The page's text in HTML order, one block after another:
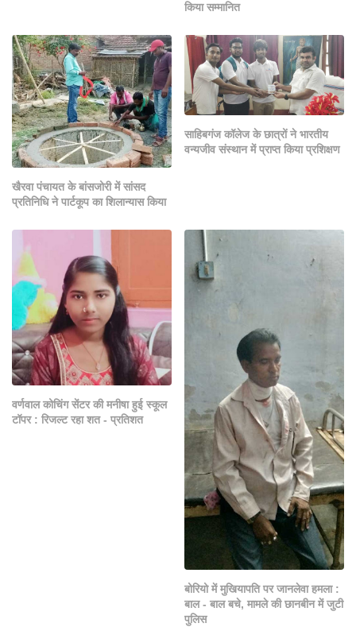
किया सम्मानित
खैरवा पंचायत के बांसजोरी में सांसद
प्रतिनिधि ने पार्टकूप का शिलान्यास किया
साहिबगंज कॉलेज के छात्रों ने भारतीय
वन्यजीव संस्थान में प्राप्त किया प्रशिक्षण
वर्णवाल कोचिंग सेंटर की मनीषा हुई स्कूल
टॉपर : रिजल्ट रहा शत - प्रतिशत
बोरियो में मुखियापति पर जानलेवा हमला :
बाल - बाल बचे, मामले की छानबीन में जुटी
पुलिस